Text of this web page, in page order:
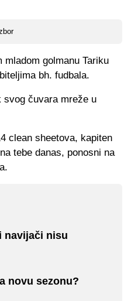
golmanu Tariku
bh. fudbala.
svog čuvara mreže u
clean sheetova, kapiten
tebe danas, ponosni na
navijači nisu
novu sezonu?